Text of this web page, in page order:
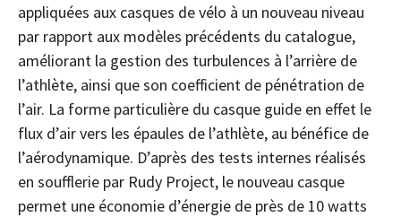
appliquées aux casques de vélo à un nouveau niveau
par rapport aux modèles précédents du catalogue,
améliorant la gestion des turbulences à l’arrière de
l’athlète, ainsi que son coefficient de pénétration de
l’air. La forme particulière du casque guide en effet le
flux d’air vers les épaules de l’athlète, au bénéfice de
l’aérodynamique. D’après des tests internes réalisés
en soufflerie par Rudy Project, le nouveau casque
permet une économie d’énergie de près de 10 watts